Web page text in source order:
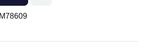
M78609